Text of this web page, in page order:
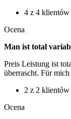
4 z 4 klientów
Ocena
Man ist total
Preis Leistung ist
überrascht. Für
2 z 2 klientów
Ocena